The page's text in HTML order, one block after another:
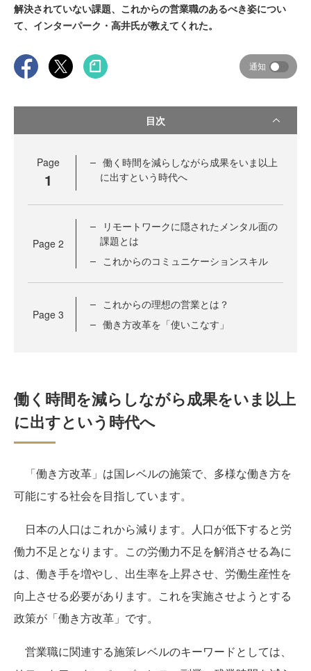
解決されていない課題、これからの営業職のあるべき姿につい
て、インターパーク・高井氏が教えてくれた。
通知
目次
Page
1
働く時間を減らしながら成果をいま以上
に出すという時代へ
Page 2
リモートワークに隠されたメンタル面の
課題とは
これからのコミュニケーションスキル
Page 3
これからの理想の営業とは？
働き方改革を「使いこなす」
働く時間を減らしながら成果をいま以上
に出すという時代へ
「働き方改革」は国レベルの施策で、多様な働き方を
可能にする社会を目指しています。
日本の人口はこれから減ります。人口が低下すると労
働力不足となります。この労働力不足を解消させる為に
は、働き手を増やし、出生率を上昇させ、労働生産性を
向上させる必要があります。これを実施させようとする
政策が「働き方改革」です。
営業職に関連する施策レベルのキーワードとしては、